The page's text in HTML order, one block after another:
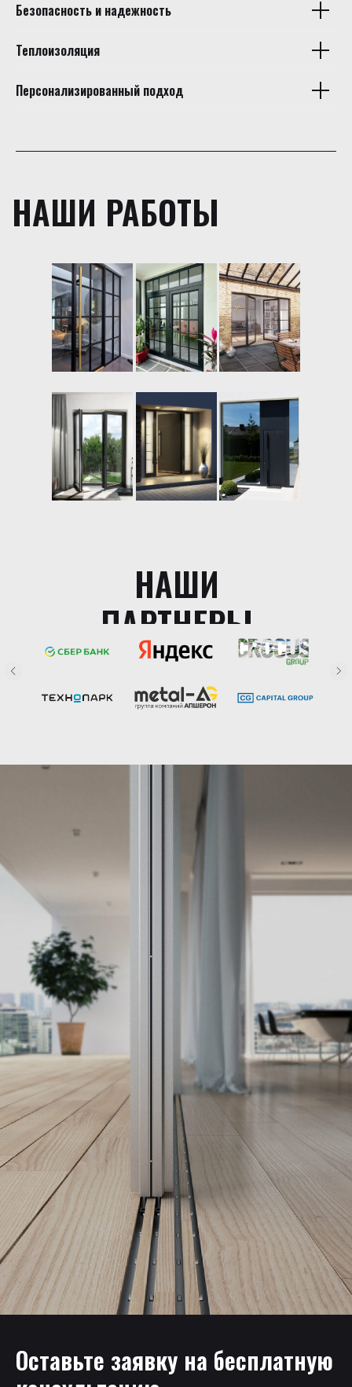
Безопасность и надежность
Теплоизоляция
Персонализированный подход
НАШИ РАБОТЫ
НАШИ
ПАРТНЕРЫ
Оставьте заявку на бесплатную